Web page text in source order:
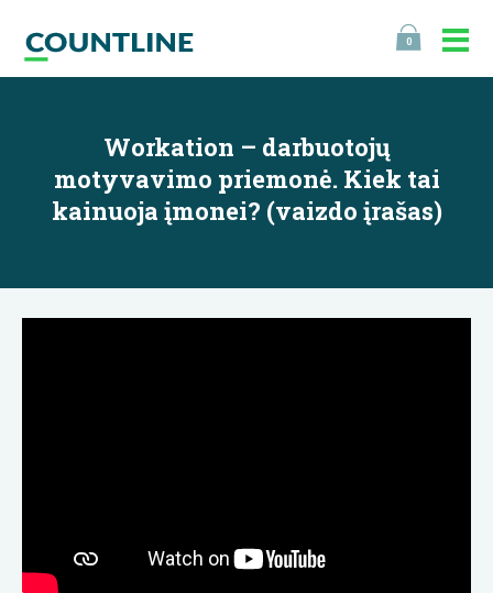
0
Workation – darbuotojų
motyvavimo priemonė. Kiek tai
kainuoja įmonei? (vaizdo įrašas)